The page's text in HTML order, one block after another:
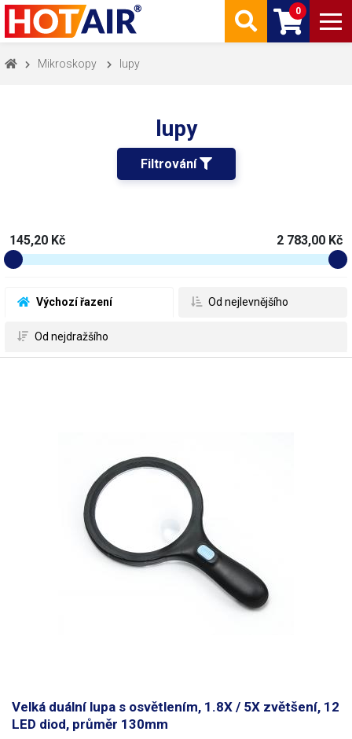
0
Mikroskopy lupy
lupy
Filtrování
Výchozí řazení Od nejlevnějšího
Od nejdražšího
145,20 Kč 2 783,00 Kč
Velká duální lupa s osvětlením, 1.8X / 5X zvětšení, 12
LED diod, průměr 130mm